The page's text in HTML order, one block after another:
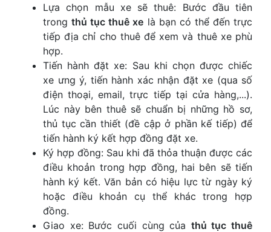
Lựa chọn mẫu xe sẽ thuê: Bước đầu tiên
trongthủ tục thuê xe là bạn có thể đến trực
tiếp địa chỉ cho thuê để xem và thuê xe phù
hợp.
Tiến hành đặt xe: Sau khi chọn được chiếc
xe ưng ý, tiến hành xác nhận đặt xe (qua số
điện thoại, email, trực tiếp tại cửa hàng,...).
Lúc này bên thuê sẽ chuẩn bị những hồ sơ,
thủ tục cần thiết (đề cập ở phần kế tiếp) để
tiến hành ký kết hợp đồng đặt xe.
Ký hợp đồng: Sau khi đã thỏa thuận được các
điều khoản trong hợp đồng, hai bên sẽ tiến
hành ký kết. Văn bản có hiệu lực từ ngày ký
hoặc điều khoản cụ thể khác trong hợp
đồng.
Giao xe: Bước cuối cùng của thủ tục thuê